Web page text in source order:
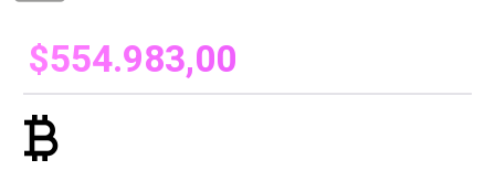
$554.983,00
currency_bitcoin